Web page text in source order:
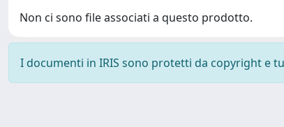
Non ci sono file associati a questo prodotto.
I documenti in IRIS sono protetti da copyright e